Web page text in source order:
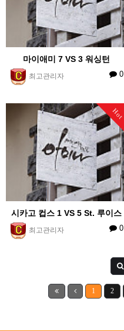
마이애미 7 VS 3 워싱턴
최고관리자 0
Hot
시카고 컵스 1 VS 5 St. 루이스
최고관리자 0
1 2